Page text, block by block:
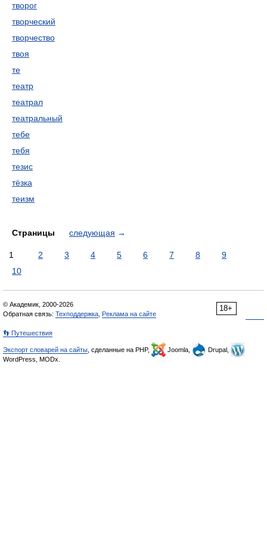
творог
творческий
творчество
твоя
те
театр
театрал
театральный
тебе
тебя
тезис
тёзка
теизм
Страницы следующая →
1 2 3 4 5 6 7 8
9
10
18+
© Академик, 2000-2026
Обратная связь: Техподдержка Реклама на сайте
👣 Путешествия
Экспорт словарей на сайты , сделанные на PHP, Joomla,
Drupal,
WordPress, MODx.